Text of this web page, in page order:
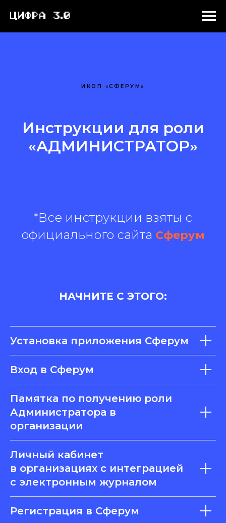
ИКОП «СФЕРУМ»
Инструкции для роли
«АДМИНИСТРАТОР»
*Все инструкции взяты с
официального сайта Сферум
НАЧНИТЕ С ЭТОГО:
Установка приложения Сферум
Вход в Сферум
Памятка по получению роли
Администратора в
организации
Личный кабинет
в организациях с интеграцией
с электронным журналом
Регистрация в Сферум